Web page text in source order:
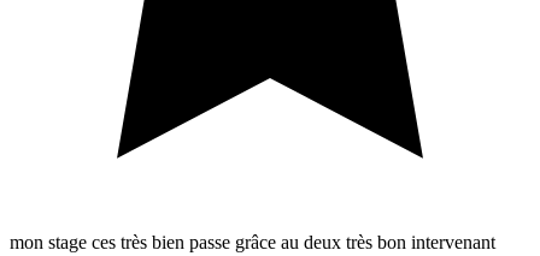
mon stage ces très bien passe grâce au deux très bon intervenant